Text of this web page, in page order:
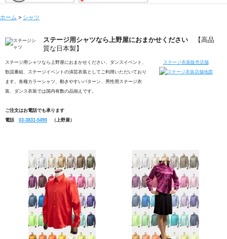
ホーム > シャツ
ステージ用シャツなら上野屋におまかせください 【高品
質な日本製】
ステージ用シャツなら上野屋におまかせください、ダンスイベント、
歌謡番組、ステージイベントの演芸衣装としてご利用いただいており
ます。各種カラーシャツ、動きやすいパターン、男性用ステージ衣
装、ダンス衣装では国内有数の品揃えです。
ご注文はお電話でも承ります
電話 03-3831-5490 （上野屋）
ステージ衣装販売店舗